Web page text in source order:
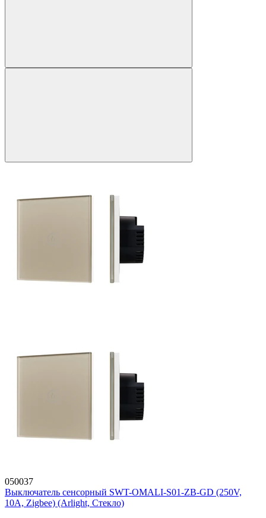
050037
Выключатель сенсорный SWT-OMALI-S01-ZB-GD (250V,
10A, Zigbee) (Arlight, Стекло)